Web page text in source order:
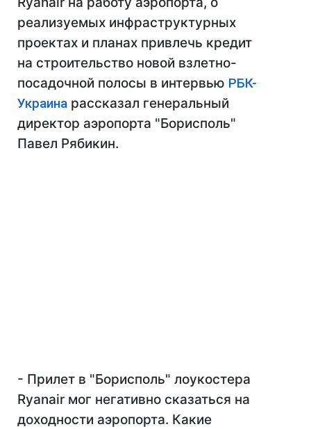
реализуемых инфраструктурных
проектах и планах привлечь кредит
на строительство новой взлетно-
посадочной полосы в интервью РБК-
Украина рассказал генеральный
директор аэропорта "Борисполь"
Павел Рябикин.
- Прилет в "Борисполь" лоукостера
Ryanair мог негативно сказаться на
доходности аэропорта. Какие